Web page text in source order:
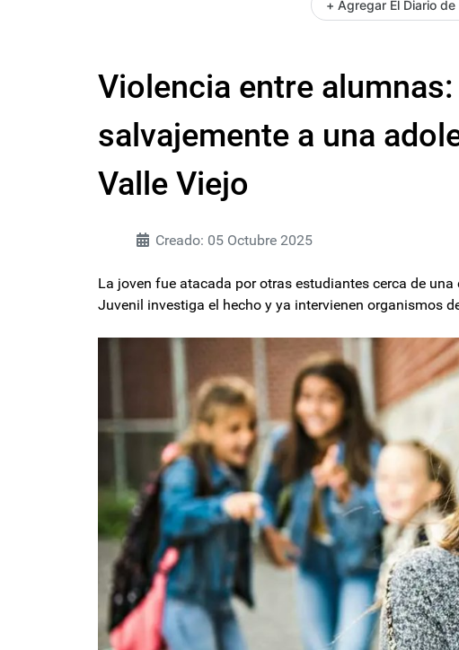
+ Agregar El Diario
Violencia entre
salvajemente a una
Valle Viejo
Creado: 05 Octubre 2025
La joven fue atacada por otras estudiantes cerca de
Juvenil investiga el hecho y ya intervienen organismos